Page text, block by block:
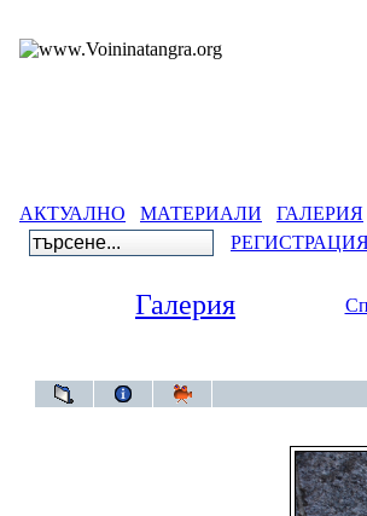
АКТУАЛНО МАТЕРИАЛИ ГАЛЕРИЯ
Галерия